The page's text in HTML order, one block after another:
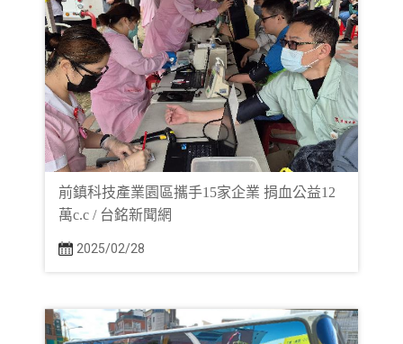
前鎮科技產業園區攜手15家企業 捐血公益12
萬c.c / 台銘新聞網
2025/02/28